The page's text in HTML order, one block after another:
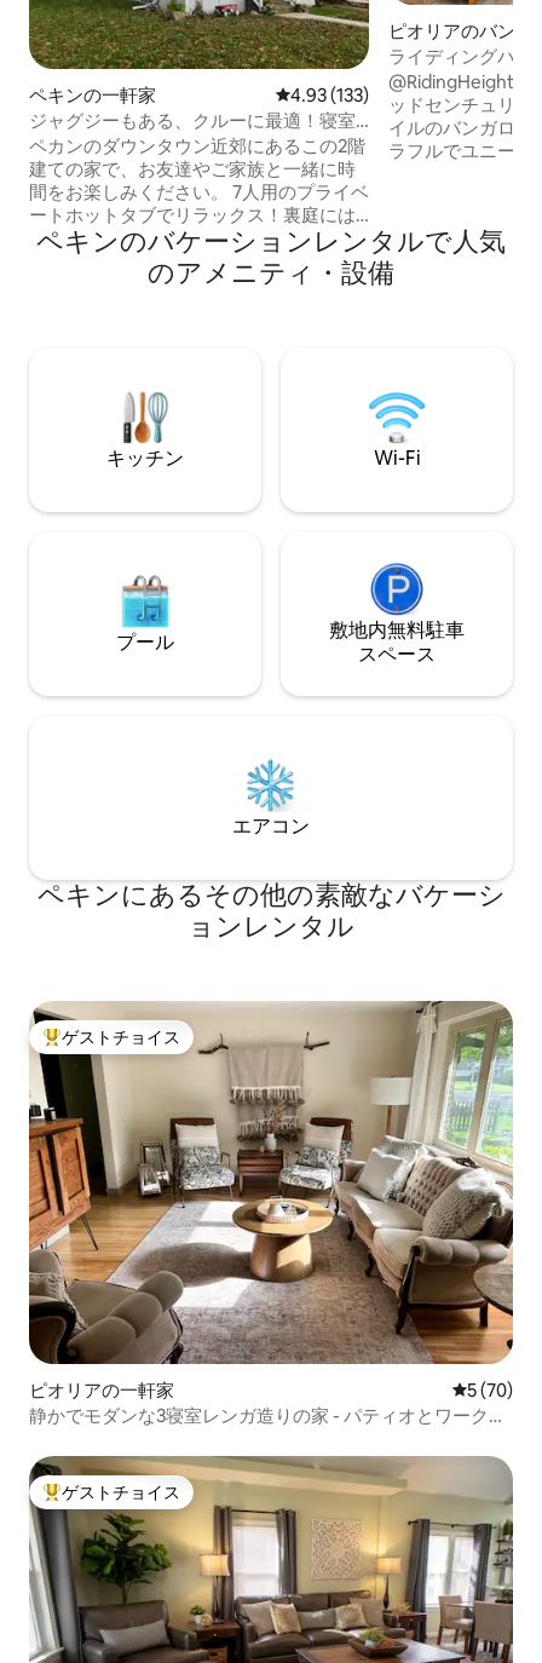
ペキンの一軒家 レビュー133件、5つ星中4.93つ
4.93 (133)
ジャグジーもある、クルーに最適！寝室5
室
ペカンのダウンタウン近郊にあるこの2階
建ての家で、お友達やご家族と一緒に時
間をお楽しみください。 7人用のプライベ
ートホットタブでリラックス！裏庭には
十分なスペースがあり、一部プライバシ
ーを守るフェンスがあり、アウトドアを
ム1部屋とフルバスルーム1部屋がありま
す。成熟した木々がたくさんあるこの趣
のある近所で散歩をしたり、玄関ポーチ
でリラックスしたりしましょう。
ピオリアのバンガ
ライディングハイ
@RidingHeights
ッドセンチュリ
イルのバンガロー
ラフルでユニーク
この家はロックア
ら半ブロックのと
エリアでは最も長
いたします。
ペキンのバケーションレンタルで人気
のアメニティ・設備
キッチン Wi-Fi
プール
敷地内無料駐⁠車
ス⁠ペ⁠ー⁠ス
エアコン
ペキンにあるその他の素敵なバケーシ
ョンレンタル
大好評のゲストチョイスです。
ゲストチョイス
ピオリアの一軒家 レビュー
5 (70)
静かでモダンな3寝室レンガ造りの家 - パティオとワークス
大好評のゲストチョイスです。
ゲストチョイス